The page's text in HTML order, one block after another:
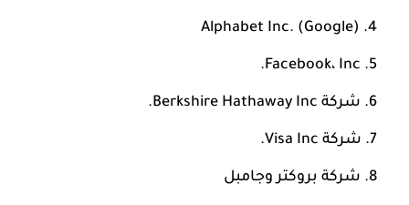
Alphabet Inc. (Google)
Facebook، Inc.
شركة Berkshire Hathaway Inc.
شركة Visa Inc.
شركة بروكتر وجامبل